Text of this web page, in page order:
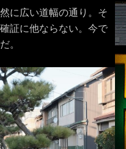
に広い道幅の通り。そ
証に他ならない。今で
。